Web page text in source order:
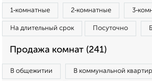
1‑комнатные 2‑комнатные
На длительный срок Посуточно
Продажа комнат (241)
В общежитии В коммунальной